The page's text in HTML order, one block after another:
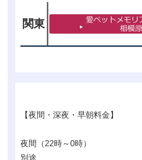
関東
【夜間・深夜・早朝料金】
夜間（22時～0時）
別途